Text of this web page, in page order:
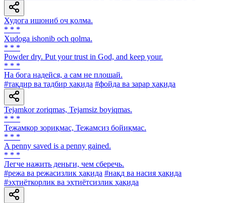
Худога ишониб оч қолма.
* * *
Xudoga ishonib och qolma.
* * *
Powder dry. Put your trust in God, and keep your.
* * *
На бога надейся, а сам не плошай.
#тақдир ва тадбир ҳақида #фойда ва зарар ҳақида
Tejamkor zoriqmas, Tejamsiz boyiqmas.
* * *
Тежамкор зориқмас, Тежамсиз бойиқмас.
* * *
A penny saved is a penny gained.
* * *
Легче нажить деньги, чем сберечь.
#режа ва режасизлик ҳақида #нақд ва насия ҳақида
#эҳтиёткорлик ва эҳтиётсизлик ҳақида